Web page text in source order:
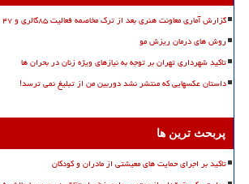
گزارش آماری معاونت هنری بعد از ترک مخاصمه فعالیت ۸۵گالری و ۴۷ اجرای موسیقی
روش های درمان ریزش مو
تاکید شهرداری تهران بر توجه به نیازهای ویژه زنان در بحران ها
داستان عکسهایی که منتشر نشد دوربین من از تبلیغ نمی ترسد!
پربحث ترین ها
تاکید بر اجرای حمایت های معیشتی از مادران و کودکان